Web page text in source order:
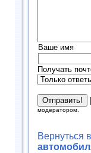
Ваше имя
Получать
модератором.
Вернуться